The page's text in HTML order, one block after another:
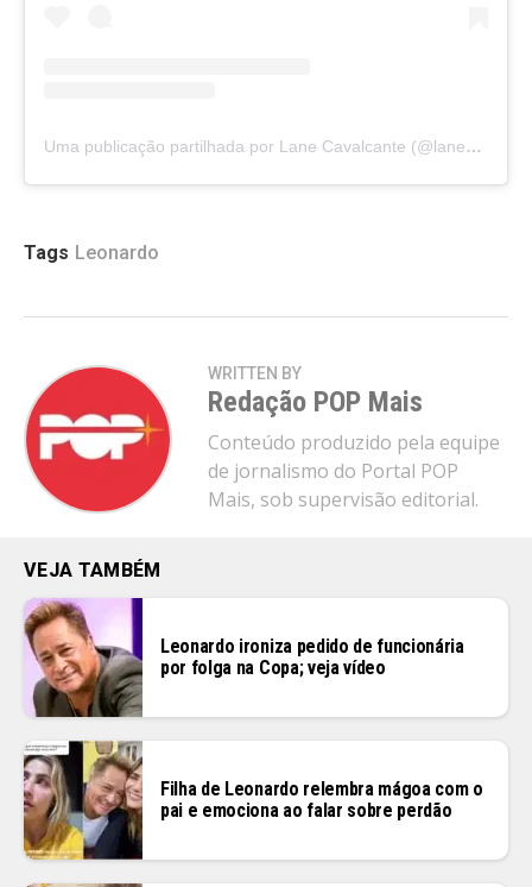
Uma publicação partilhada por Lane Cavalcante (@lanecavalcant)
Tags Leonardo
WRITTEN BY
Redação POP Mais
Conteúdo produzido pela equipe
de jornalismo do Portal POP
Mais, sob supervisão editorial.
VEJA TAMBÉM
Leonardo ironiza pedido de funcionária
por folga na Copa; veja vídeo
Filha de Leonardo relembra mágoa com o
pai e emociona ao falar sobre perdão